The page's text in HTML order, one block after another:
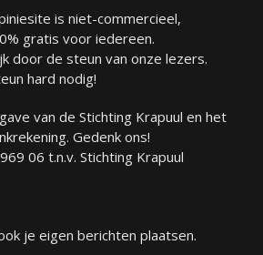
is niet-commercieel,
gratis voor iedereen.
door de steun van onze lezers.
hard nodig!
van de Stichting Krapuul en het
Gedenk ons!
06 t.n.v. Stichting Krapuul
je eigen berichten plaatsen.